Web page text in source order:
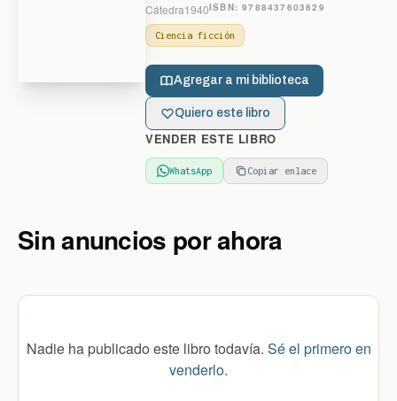
Cátedra1940ISBN:9788437603629
Ciencia ficción
Agregar a mi biblioteca
Quiero este libro
VENDER ESTE LIBRO
WhatsApp Copiar enlace
Sin anuncios por ahora
Nadie ha publicado este libro todavía. Sé el primero en
venderlo.